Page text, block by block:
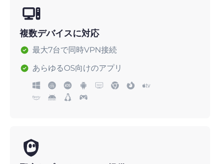
複数デバイスに対応
最大7台で同時VPN接続
あらゆるOS向けのアプリ